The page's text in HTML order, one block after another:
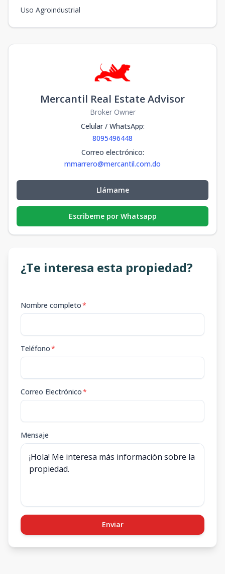
Uso Agroindustrial
Mercantil Real Estate Advisor
Broker Owner
Celular / WhatsApp:
8095496448
Correo electrónico:
mmarrero@mercantil.com.do
Llámame
Escribeme por Whatsapp
¿Te interesa esta propiedad?
Nombre completo*
Teléfono*
Correo Electrónico*
Mensaje
Enviar